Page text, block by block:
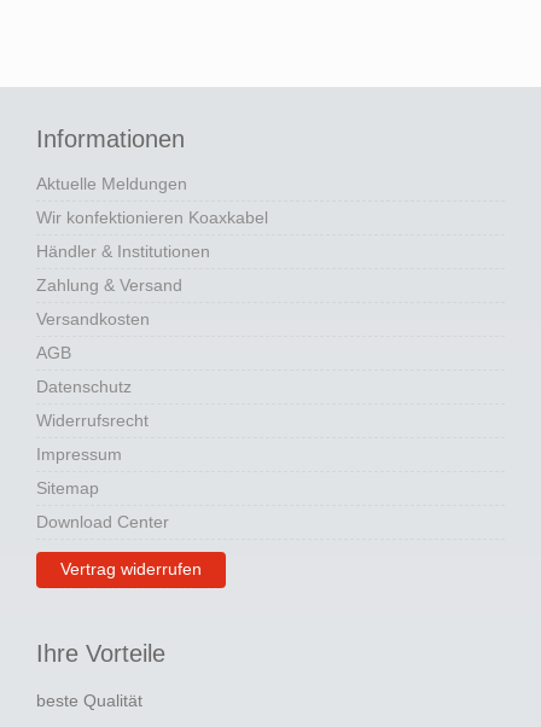
Informationen
Aktuelle Meldungen
Wir konfektionieren Koaxkabel
Händler & Institutionen
Zahlung & Versand
Versandkosten
AGB
Datenschutz
Widerrufsrecht
Impressum
Sitemap
Download Center
Vertrag widerrufen
Ihre Vorteile
beste Qualität